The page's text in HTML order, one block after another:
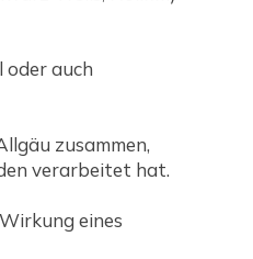
oder auch
zusammen,
verarbeitet hat.
eines